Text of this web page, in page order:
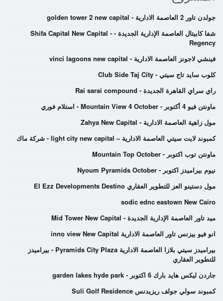
جولدن تاور 2 العاصمة الادارية - golden tower 2 new capital
شفا كابيتال العاصمة الإدارية الجديدة - Shifa Capital New Capital -
Regency
فينشي لاجونز العاصمة الادارية - vinci lagoons new capital
كلوب سايد تاج سيتي - Club Side Taj City
راي سراي القاهرة الجديدة - Rai sarai compound
ماونتن فيو 4 أكتوبر - Mountain View 4 October - استلام فوري
مول زاهية العاصمة الادارية - Zahya New Capital
كمبوند لايت سيتي العاصمة الادارية – light city new capital - شركة ماك
ماونتن توب اكتوبر - Mountain Top October
نيوم بيراميدز اكتوبر - Nyoum Pyramids October
مول دستينو العز للتطوير العقاري El Ezz Developments Destino
sodic ednc eastown New Cairo
ميد تاور العاصمة الإدارية الجديدة - Mid Tower New Capital
انو فيو بيزنس تاور العاصمة الادارية inno view New Capital
بيراميدز سيتي بلازا العاصمة الادارية Pyramids City Plaza - بيراميدز
للتطوير العقاري
جاردن ليكس هايد بارك 6 اكتوبر - garden lakes hyde park
كمبوند سولي جولف ريزيدنس Suli Golf Residence